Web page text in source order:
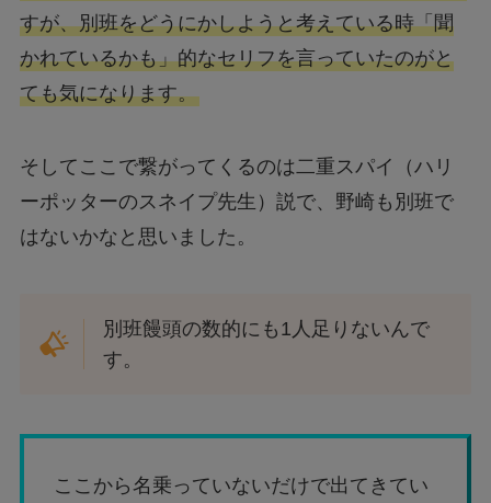
すが、別班をどうにかしようと考えている時「聞
かれているかも」的なセリフを言っていたのがと
ても気になります。
そしてここで繋がってくるのは二重スパイ（ハリ
ーポッターのスネイプ先生）説で、野崎も別班で
はないかなと思いました。
別班饅頭の数的にも1人足りないんで
す。
ここから名乗っていないだけで出てきてい